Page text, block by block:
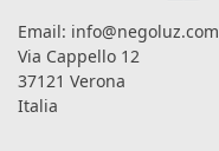
Email: info@negoluz.com
Via Cappello 12
37121 Verona
Italia